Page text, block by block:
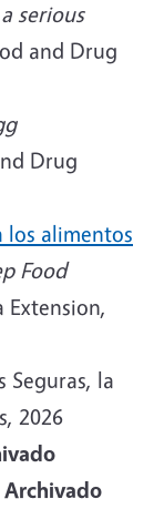
serious
and Drug
Drug
los alimentos
Food
Seguras, la
2026
Archivado